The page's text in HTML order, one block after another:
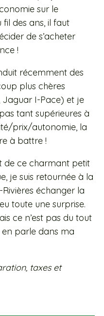
sur le
des ans, il faut
de s’acheter
!
récemment des
plus chères
Jaguar I-Pace) et je
tant supérieures à
prix/autonomie, la
à battre !
de ce charmant petit
je suis retournée à la
échanger la
toute une surprise.
ce n’est pas du tout
parle dans ma
taxes et